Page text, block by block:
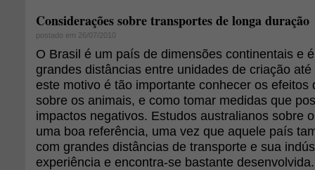
Considerações sobre transportes de longa duração
postado em 26/07/2010
O Brasil é um país de dimensões continentais e
grandes distâncias entre unidades de criação
este motivo é tão importante conhecer os efeitos
sobre os animais, e como tomar medidas que
impactos negativos. Estudos australianos sobre
uma boa referência, uma vez que aquele país
com grandes distâncias de transporte e sua
experiência e encontra-se bastante desenvolvida.